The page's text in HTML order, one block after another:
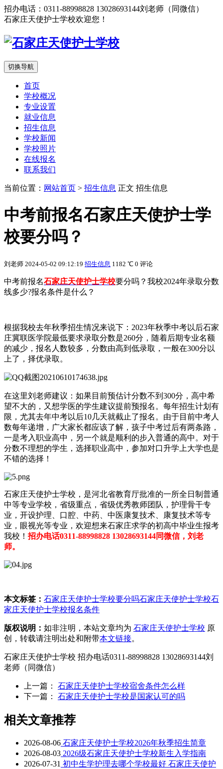
招办电话：0311-88998828 13028693144刘老师（同微信）
石家庄天使护士学校欢迎您！
切换导航
首页
学校概况
专业设置
就业信息
招生信息
学校新闻
学校照片
在线报名
联系我们
当前位置： 网站首页 > 招生信息 正文 招生信息
中考前报名石家庄天使护士学
校要分吗？
刘老师 2024-05-02 09:12:19 招生信息 1182 ℃ 0 评论
中考前报名石家庄天使护士学校要分吗？我校2024年录取分数
线多少?报名条件是什么？
根据我校去年秋季招生情况来说下：2023年秋季中考以后石家
庄冀联医学院最低要求录取分数是260分，随着后期专业名额
的减少，报名人数较多，分数由高到低录取，一般在300分以
上了，择优录取。
在这里刘老师建议：如果目前预估计分数不到300分，高中希
望不大的，又想学医的学生建议提前预报名。每年招生计划有
限，尤其去年中考以后10几天就截止了报名。由于目前中考人
数每年递增，广大家长都应该了解，孩子中考过后有两条路，
一是考入职业高中，另一个就是顺利的步入普通的高中。对于
分数不理想的学生，选择职业高中，参加对口升学上大学也是
不错的选择！
石家庄天使护士学校，是河北省教育厅批准的一所全日制普通
中等专业学校，省级重点，省级优秀教师团队，护理骨干专
业，开设护理、口腔、中药、中医康复技术、康复技术等专
业，眼视光等专业，欢迎想来石家庄求学的初高中毕业生报考
我校！ 招办电话0311-88998828 13028693144同微信，刘老
师。
本文标签： 石家庄天使护士学校要分吗石家庄天使护士学校石
家庄天使护士学校报名条件
版权说明： 如非注明，本站文章均为 石家庄天使护士学校 原
创，转载请注明出处和附带本文链接。
石家庄天使护士学校 招办电话0311-88998828 13028693144刘
老师（同微信）
上一篇： 石家庄天使护士学校宿舍条件怎么样
下一篇： 石家庄天使护士学校是国家认可的吗
相关文章推荐
2026-08-06 石家庄天使护士学校2026年秋季招生简章
2026-08-03 2026级石家庄天使护士学校新生入学指南
2026-07-31 初中生学护理去哪个学校最好 石家庄天使护